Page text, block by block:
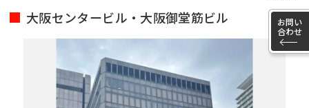
お問い
合わせ
大阪センタービル・大阪御堂筋ビル
歴